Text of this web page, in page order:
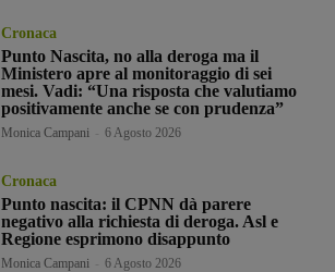
Cronaca
Punto Nascita, no alla deroga ma il
Ministero apre al monitoraggio di sei
mesi. Vadi: “Una risposta che valutiamo
positivamente anche se con prudenza”
Monica Campani 6 Agosto 2026
Cronaca
Punto nascita: il CPNN dà parere
negativo alla richiesta di deroga. Asl e
Regione esprimono disappunto
Monica Campani 6 Agosto 2026